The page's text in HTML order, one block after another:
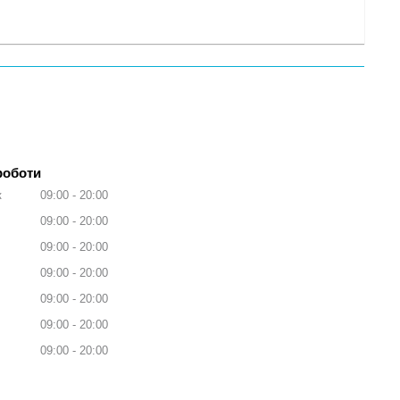
09:00
20:00
09:00
20:00
09:00
20:00
09:00
20:00
09:00
20:00
09:00
20:00
09:00
20:00